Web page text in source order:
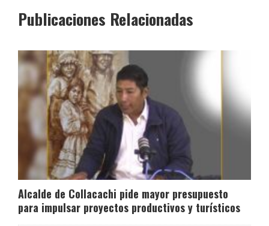
Publicaciones Relacionadas
Alcalde de Collacachi pide mayor presupuesto
para impulsar proyectos productivos y turísticos